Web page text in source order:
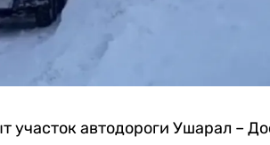
участок автодороги Ушарал –